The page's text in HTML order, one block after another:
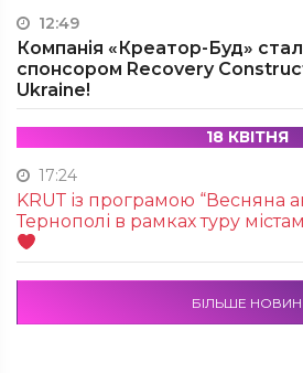
12:49
Компанія «Креатор-Буд»
спонсором Recovery
Ukraine!
18 КВІТНЯ
17:24
KRUТ із програмою “Весняна
Тернополі в рамках туру
БІЛЬШЕ НОВИН